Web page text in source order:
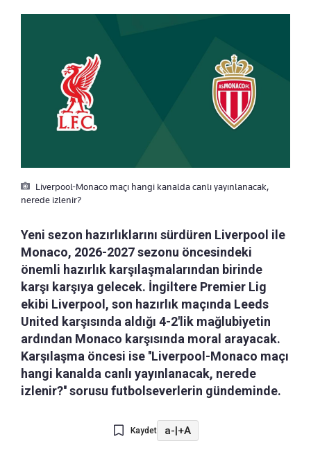
Liverpool-Monaco maçı hangi kanalda canlı yayınlanacak,
nerede izlenir?
Yeni sezon hazırlıklarını sürdüren Liverpool ile
Monaco, 2026-2027 sezonu öncesindeki
önemli hazırlık karşılaşmalarından birinde
karşı karşıya gelecek. İngiltere Premier Lig
ekibi Liverpool, son hazırlık maçında Leeds
United karşısında aldığı 4-2'lik mağlubiyetin
ardından Monaco karşısında moral arayacak.
Karşılaşma öncesi ise ''Liverpool-Monaco maçı
hangi kanalda canlı yayınlanacak, nerede
izlenir?'' sorusu futbolseverlerin gündeminde.
Kaydet a-|+A